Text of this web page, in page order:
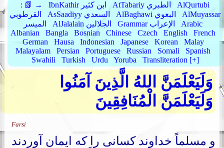
: 📗 → IbnKathir ابن كثير AtTabariy الطبري
AlQurtubi
القرطوبي
AsSaadiyy السعدي AlBaghawi البغوي
AlMuyassar
الميسر
AlJalalain الجلالين Grammar الإعراب
Arabic
Albanian
Bangla Bosnian Chinese Czech English
French
German
Hausa Indonesian Japanese Korean
Malay
Malayalam
Persian Portuguese Russian Somali
Spanish
Swahili
Turkish Urdu Yoruba Transliteration [+]
وَلَيَعْلَمَنَّ اللهُ الَّذِينَ آمَنُوا
وَلَيَعْلَمَنَّ الْمُنَافِقِينَ
Farsi
و مسلماً خداوند کسانی را که ایمان آوردند